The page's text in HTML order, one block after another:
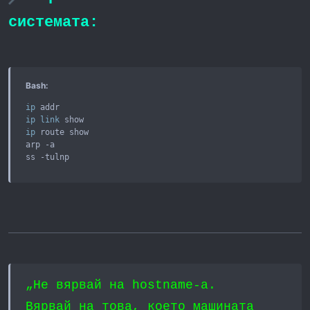
системата:
Bash:
ip
ip
link
ip route show
arp -a
ss -tulnp
„Не вярвай на hostname-а.
Вярвай на това, което машината